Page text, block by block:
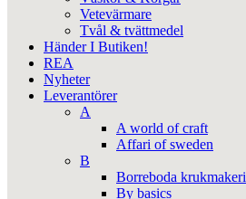
Vetevärmare
Tvål & tvättmedel
Händer I Butiken!
REA
Nyheter
Leverantörer
A
A world of craft
Affari of sweden
B
Borreboda krukmakeri
By basics